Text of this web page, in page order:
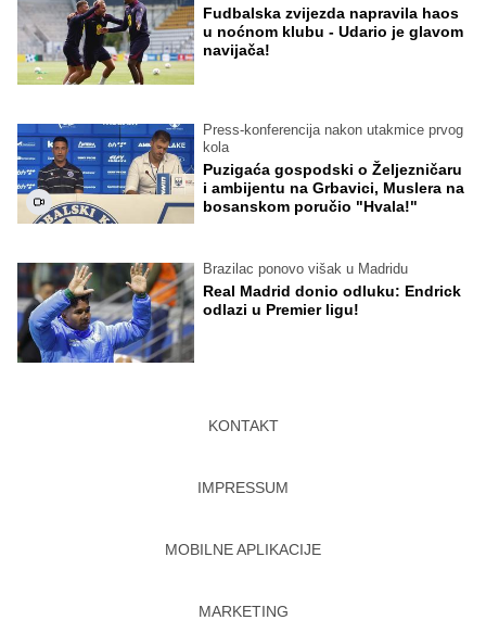
Fudbalska zvijezda napravila haos
u noćnom klubu - Udario je glavom
navijača!
Press-konferencija nakon utakmice prvog
kola
Puzigaća gospodski o Željezničaru
i ambijentu na Grbavici, Muslera na
bosanskom poručio "Hvala!"
Brazilac ponovo višak u Madridu
Real Madrid donio odluku: Endrick
odlazi u Premier ligu!
KONTAKT
IMPRESSUM
MOBILNE APLIKACIJE
MARKETING